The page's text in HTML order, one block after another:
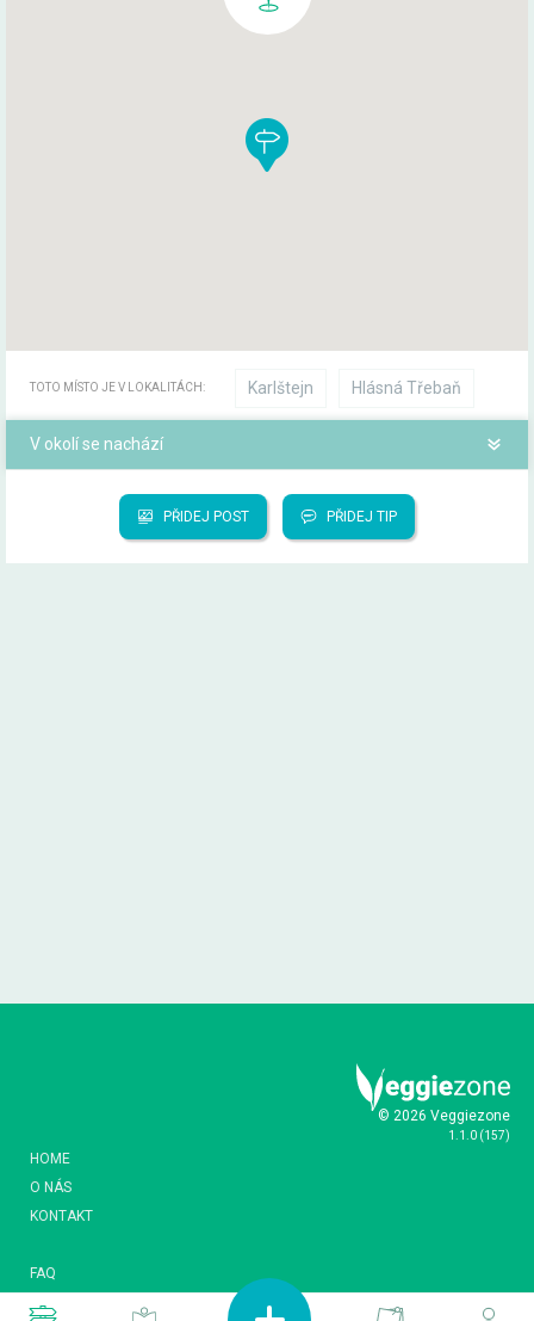
TOTO MÍSTO JE V LOKALITÁCH: Karlštejn Hlásná Třebaň
V okolí se nachází
PŘIDEJ POST PŘIDEJ TIP
© 2026 Veggiezone
1.1.0 (157)
HOME
O NÁS
KONTAKT
FAQ
SMLUVNÍ PODMÍNKY